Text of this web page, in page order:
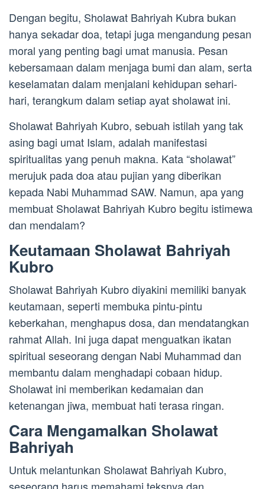
Dengan begitu, Sholawat Bahriyah Kubra bukan
hanya sekadar doa, tetapi juga mengandung pesan
moral yang penting bagi umat manusia. Pesan
kebersamaan dalam menjaga bumi dan alam, serta
keselamatan dalam menjalani kehidupan sehari-
hari, terangkum dalam setiap ayat sholawat ini.
Sholawat Bahriyah Kubro, sebuah istilah yang tak
asing bagi umat Islam, adalah manifestasi
spiritualitas yang penuh makna. Kata “sholawat”
merujuk pada doa atau pujian yang diberikan
kepada Nabi Muhammad SAW. Namun, apa yang
membuat Sholawat Bahriyah Kubro begitu istimewa
dan mendalam?
Keutamaan Sholawat Bahriyah
Kubro
Sholawat Bahriyah Kubro diyakini memiliki banyak
keutamaan, seperti membuka pintu-pintu
keberkahan, menghapus dosa, dan mendatangkan
rahmat Allah. Ini juga dapat menguatkan ikatan
spiritual seseorang dengan Nabi Muhammad dan
membantu dalam menghadapi cobaan hidup.
Sholawat ini memberikan kedamaian dan
ketenangan jiwa, membuat hati terasa ringan.
Cara Mengamalkan Sholawat
Bahriyah
Untuk melantunkan Sholawat Bahriyah Kubro,